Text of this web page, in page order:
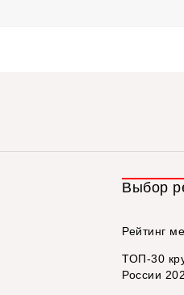
Выбор
Рейтинг
ТОП-30
России